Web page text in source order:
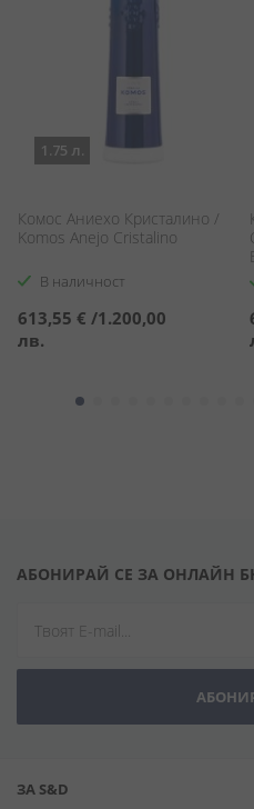
1.75 л.
Комос Аниехо Кристалино /
Komos Anejo Cristalino
В наличност
613,55 € /1.200,00
лв.
АБОНИРАЙ СЕ ЗА ОНЛАЙН
ЗА S&D